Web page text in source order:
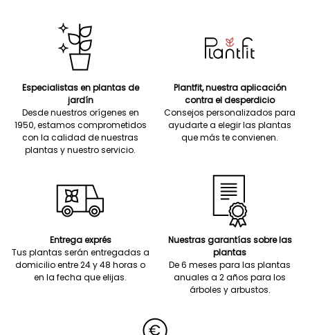
Especialistas en plantas de
jardín
Desde nuestros orígenes en
1950, estamos comprometidos
con la calidad de nuestras
plantas y nuestro servicio.
Plantfit, nuestra aplicación
contra el desperdicio
Consejos personalizados para
ayudarte a elegir las plantas
que más te convienen.
Entrega exprés
Tus plantas serán entregadas a
domicilio entre 24 y 48 horas o
en la fecha que elijas.
Nuestras garantías sobre las
plantas
De 6 meses para las plantas
anuales a 2 años para los
árboles y arbustos.